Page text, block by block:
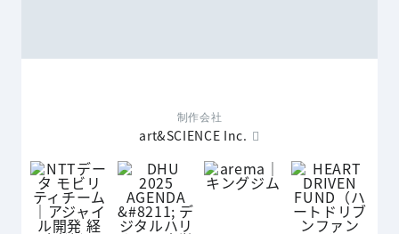
制作会社
art&SCIENCE Inc.